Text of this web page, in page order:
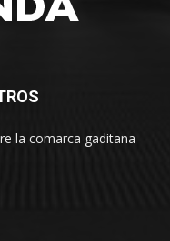
la comarca gaditana